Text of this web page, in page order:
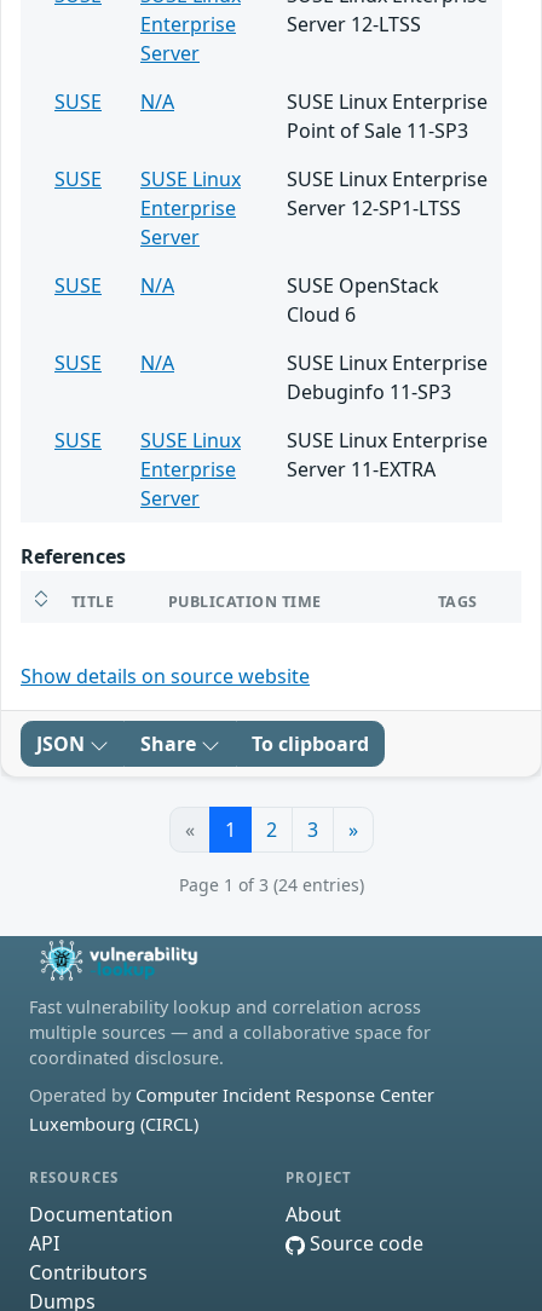
Enterprise
Server
Server 12-LTSS
SUSE N/A
SUSE Linux Enterprise
Point of Sale 11-SP3
SUSE
SUSE Linux
Enterprise
Server
SUSE Linux Enterprise
Server 12-SP1-LTSS
SUSE N/A
SUSE OpenStack
Cloud 6
SUSE
N/A
SUSE Linux Enterprise
Debuginfo 11-SP3
SUSE
SUSE Linux
Enterprise
Server
SUSE Linux Enterprise
Server 11-EXTRA
References
TITLE PUBLICATION TIME TAGS
Show details on source website
JSON Share To clipboard
« 1 2 3 »
Page 1 of 3 (24 entries)
Fast vulnerability lookup and correlation across
multiple sources — and a collaborative space for
coordinated disclosure.
Operated by Computer Incident Response Center
Luxembourg (CIRCL)
RESOURCES
Documentation
API
Contributors
Dumps
PROJECT
About
Source code